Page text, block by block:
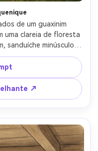
de um guaxinim
uma clareia de floresta
sanduíche minúsculo,
cores alegres
macio,
do livro de
nas árvores e grama,
campo rasa-AR 4:5
↗